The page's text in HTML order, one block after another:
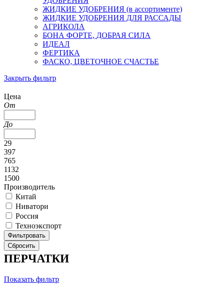
ЖИДКИЕ УДОБРЕНИЯ (в ассортименте)
ЖИДКИЕ УДОБРЕНИЯ ДЛЯ РАССАДЫ
АГРИКОЛА
БОНА ФОРТЕ, ДОБРАЯ СИЛА
ИДЕАЛ
ФЕРТИКА
ФАСКО, ЦВЕТОЧНОЕ СЧАСТЬЕ
Закрыть фильтр
Цена
От
До
29
397
765
1132
1500
Производитель
Китай
Ниватори
Россия
Техноэкспорт
ПЕРЧАТКИ
Показать фильтр